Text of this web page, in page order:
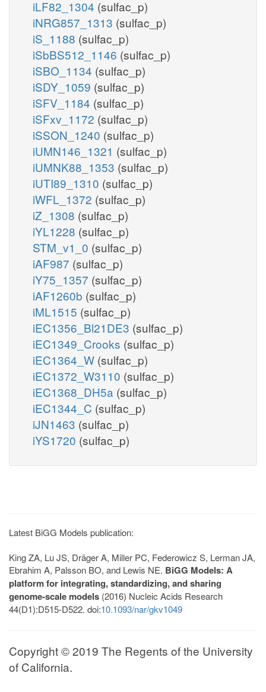
iLF82_1304 (sulfac_p)
iNRG857_1313 (sulfac_p)
iS_1188 (sulfac_p)
iSbBS512_1146 (sulfac_p)
iSBO_1134 (sulfac_p)
iSDY_1059 (sulfac_p)
iSFV_1184 (sulfac_p)
iSFxv_1172 (sulfac_p)
iSSON_1240 (sulfac_p)
iUMN146_1321 (sulfac_p)
iUMNK88_1353 (sulfac_p)
iUTI89_1310 (sulfac_p)
iWFL_1372 (sulfac_p)
iZ_1308 (sulfac_p)
iYL1228 (sulfac_p)
STM_v1_0 (sulfac_p)
iAF987 (sulfac_p)
iY75_1357 (sulfac_p)
iAF1260b (sulfac_p)
iML1515 (sulfac_p)
iEC1356_Bl21DE3 (sulfac_p)
iEC1349_Crooks (sulfac_p)
iEC1364_W (sulfac_p)
iEC1372_W3110 (sulfac_p)
iEC1368_DH5a (sulfac_p)
iEC1344_C (sulfac_p)
iJN1463 (sulfac_p)
iYS1720 (sulfac_p)
Latest BiGG Models publication:
King ZA, Lu JS, Dräger A, Miller PC, Federowicz S, Lerman JA,
Ebrahim A, Palsson BO, and Lewis NE. BiGG Models: A
platform for integrating, standardizing, and sharing
genome-scale models (2016) Nucleic Acids Research
44(D1):D515-D522. doi:10.1093/nar/gkv1049
Copyright © 2019 The Regents of the University
of California.